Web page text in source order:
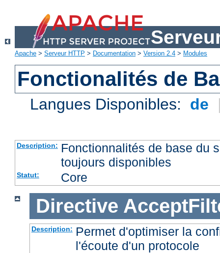
Apache > Serveur HTTP > Documentation > Version 2.4 > Modules
Fonctionalités de
Langues Disponibles: de
Description: Fonctionnalités de base du
toujours disponibles
Statut: Core
Directive
Description: Permet d'optimiser la
l'écoute d'un protocole